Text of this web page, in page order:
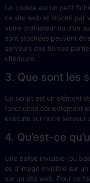
Un cookie est un petit
ce site web et stocké par
votre ordinateur ou d’un
sont stockées peuvent
serveurs des tierces
ultérieure.
3. Que sont les
Un script est un élément
fonctionne correctement
exécuté sur notre serveur
4. Qu’est-ce
Une balise invisible (ou
ou d’image invisible sur
sur un site web. Pour ce